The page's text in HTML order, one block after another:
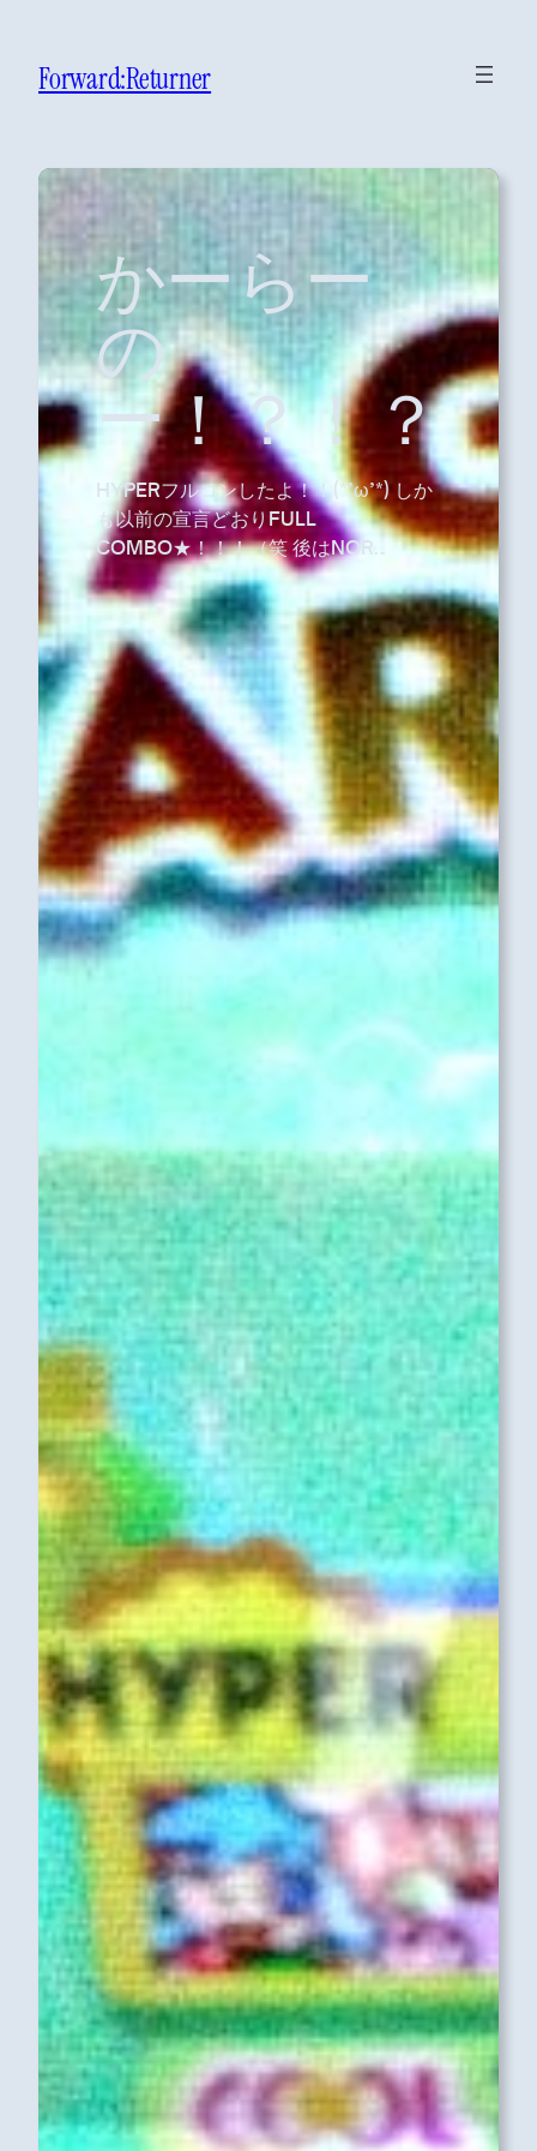
Forward:Returner
かーらー
の
ー！？！？
HYPERフルコンしたよ！！(*’ω’*) しか
も以前の宣言どおりFULL
COMBO★！！！（笑 後はNOR…